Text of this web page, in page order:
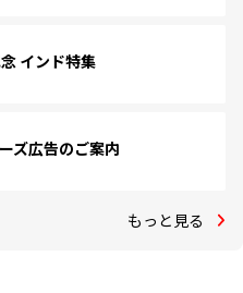
インド特集
ズ広告のご案内
もっと見る